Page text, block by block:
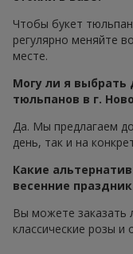
Чтобы букет
регулярно меняйте
месте.
Могу ли я выбрать
тюльпанов в г.
Да. Мы предлагаем
день, так и на
Какие
весенние
Вы можете заказать
классические розы и